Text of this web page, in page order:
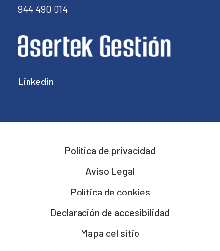
Linkedin
944 490 014
Política de privacidad
Aviso Legal
Política de cookies
Declaración de accesibilidad
Mapa del sitio